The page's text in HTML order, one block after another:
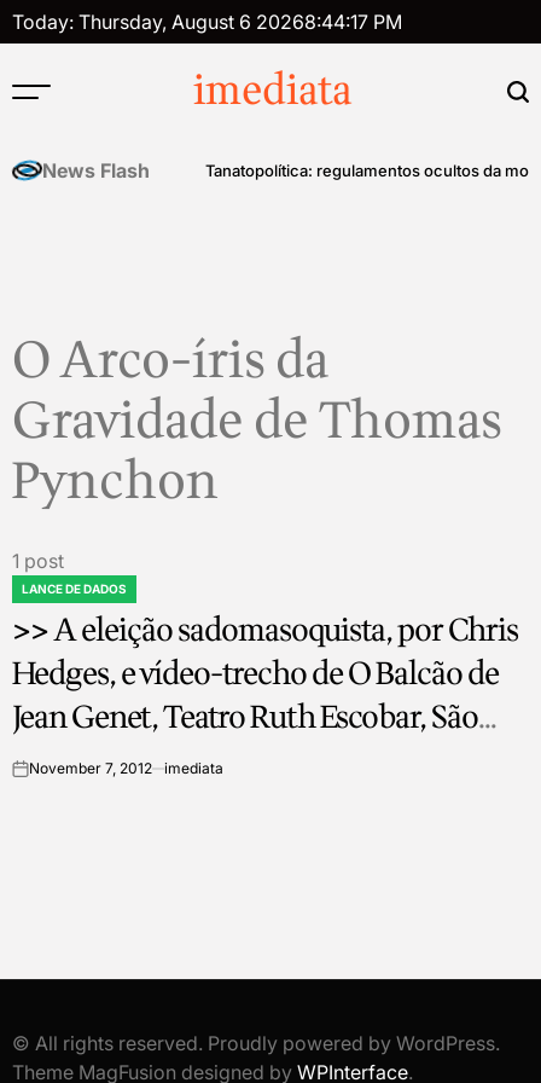
Skip
to
Today: Thursday, August 6 20268:44:17 PM
imediata
News Flash
do controle mental Tanatopolítica: regulamentos ocultos da
O Arco-íris da
Gravidade de Thomas
Pynchon
1 post
POSTED
IN
LANCE DE DADOS
>> A eleição sadomasoquista, por Chris
Hedges, e vídeo-trecho de O Balcão de
Jean Genet, Teatro Ruth Escobar, São
Paulo, 1969
onNovember 7, 2012 imediata
© All rights reserved. Proudly powered by WordPress.
Theme MagFusion designed by WPInterface.